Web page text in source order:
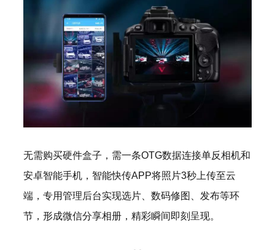
无需购买硬件盒子，需一条OTG数据连接单反相机和
安卓智能手机，智能快传APP将照片3秒上传至云
端，专用管理后台实现选片、数码修图、发布等环
节，形成微信分享相册，精彩瞬间即刻呈现。